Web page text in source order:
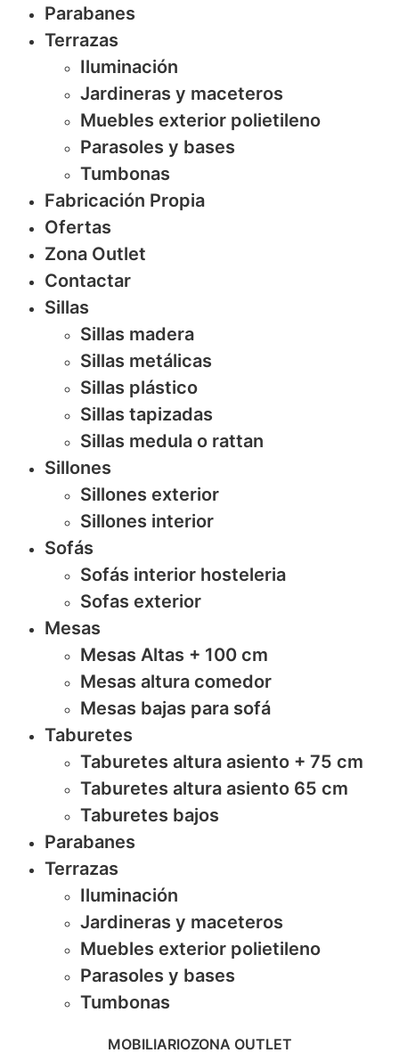
Parabanes
Terrazas
Iluminación
Jardineras y maceteros
Muebles exterior polietileno
Parasoles y bases
Tumbonas
Fabricación Propia
Ofertas
Zona Outlet
Contactar
Sillas
Sillas madera
Sillas metálicas
Sillas plástico
Sillas tapizadas
Sillas medula o rattan
Sillones
Sillones exterior
Sillones interior
Sofás
Sofás interior hosteleria
Sofas exterior
Mesas
Mesas Altas + 100 cm
Mesas altura comedor
Mesas bajas para sofá
Taburetes
Taburetes altura asiento + 75 cm
Taburetes altura asiento 65 cm
Taburetes bajos
Parabanes
Terrazas
Iluminación
Jardineras y maceteros
Muebles exterior polietileno
Parasoles y bases
Tumbonas
MOBILIARIOZONA OUTLET